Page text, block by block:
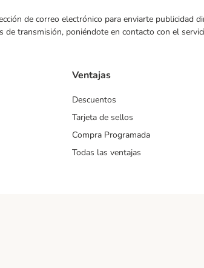
de correo electrónico para enviarte
de transmisión, poniéndote en contacto con el
Ventajas
Descuentos
Tarjeta de sellos
Compra Programada
Todas las ventajas